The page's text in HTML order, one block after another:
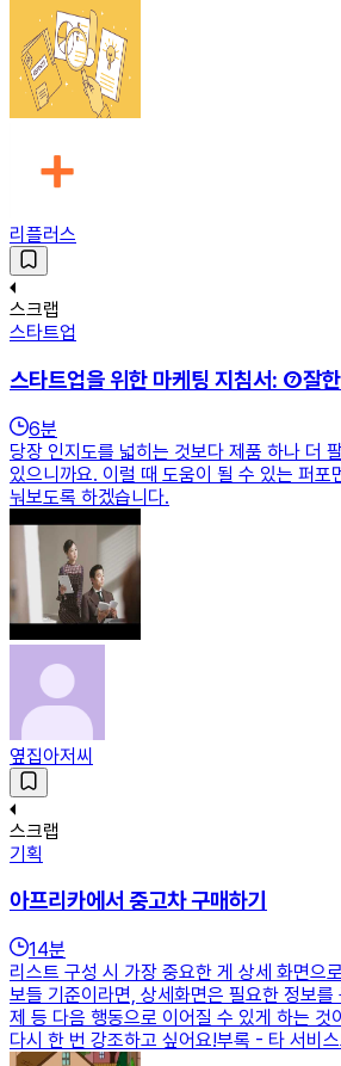
리플러스
스크랩
스타트업
스타트업을 위한 마케팅 지침서: ⑦잘
6분
당장 인지도를 넓히는 것보다 제품 하나 더
있으니까요. 이럴 때 도움이 될 수 있는 퍼포
눠보도록 하겠습니다.
옆집아저씨
스크랩
기획
아프리카에서 중고차 구매하기
14분
리스트 구성 시 가장 중요한 게 상세 화면으
보들 기준이라면, 상세화면은 필요한 정보
제 등 다음 행동으로 이어질 수 있게 하는 것
다시 한 번 강조하고 싶어요!부록 - 타 서비